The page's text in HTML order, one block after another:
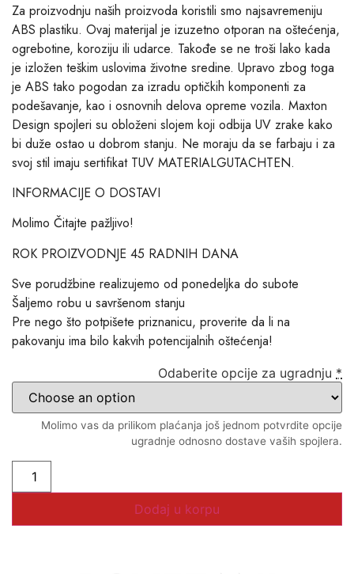
Za proizvodnju naših proizvoda koristili smo najsavremeniju
ABS plastiku. Ovaj materijal je izuzetno otporan na oštećenja,
ogrebotine, koroziju ili udarce. Takođe se ne troši lako kada
je izložen teškim uslovima životne sredine. Upravo zbog toga
je ABS tako pogodan za izradu optičkih komponenti za
podešavanje, kao i osnovnih delova opreme vozila. Maxton
Design spojleri su obloženi slojem koji odbija UV zrake kako
bi duže ostao u dobrom stanju. Ne moraju da se farbaju i za
svoj stil imaju sertifikat TUV MATERIALGUTACHTEN.
INFORMACIJE O DOSTAVI
Molimo Čitajte pažljivo!
ROK PROIZVODNJE 45 RADNIH DANA
Sve porudžbine realizujemo od ponedeljka do subote
Šaljemo robu u savršenom stanju
Pre nego što potpišete priznanicu, proverite da li na
pakovanju ima bilo kakvih potencijalnih oštećenja!
Odaberite opcije za ugradnju *
Molimo vas da prilikom plaćanja još jednom potvrdite opcije
ugradnje odnosno dostave vaših spojlera.
Dodaj u korpu